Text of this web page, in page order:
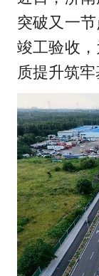
突破又一
竣工验收
质提升筑牢